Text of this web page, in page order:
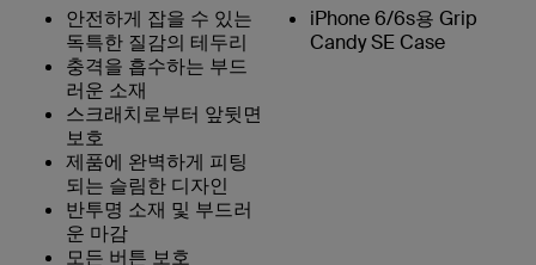
안전하게 잡을 수 있는
독특한 질감의 테두리
충격을 흡수하는 부드
러운 소재
스크래치로부터 앞뒷면
보호
제품에 완벽하게 피팅
되는 슬림한 디자인
반투명 소재 및 부드러
운 마감
모든 버튼 보호
iPhone 6/6s용 Grip
Candy SE Case